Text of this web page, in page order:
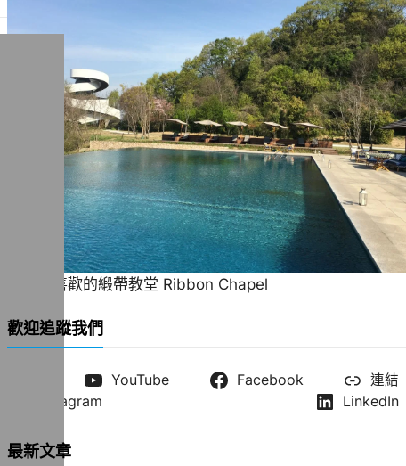
一直很喜歡的緞帶教堂 Ribbon Chapel
歡迎追蹤我們
YouTube Facebook
連結
Instagram
LinkedIn
最新文章